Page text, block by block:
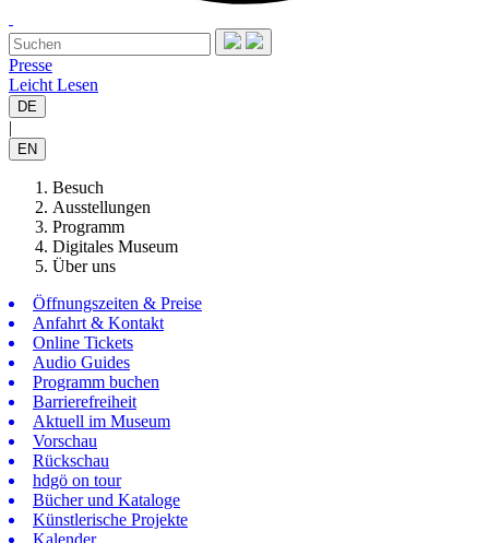
Presse
Leicht Lesen
DE
|
EN
Besuch
Ausstellungen
Programm
Digitales Museum
Über uns
Öffnungszeiten & Preise
Anfahrt & Kontakt
Online Tickets
Audio Guides
Programm buchen
Barrierefreiheit
Aktuell im Museum
Vorschau
Rückschau
hdgö on tour
Bücher und Kataloge
Künstlerische Projekte
Kalender